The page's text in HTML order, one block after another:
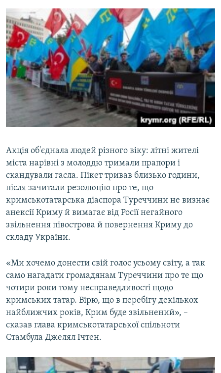
Акція об'єднала людей різного віку: літні жителі
міста нарівні з молоддю тримали прапори і
скандували гасла. Пікет тривав близько години,
після зачитали резолюцію про те, що
кримськотатарська діаспора Туреччини не визнає
анексії Криму й вимагає від Росії негайного
звільнення півострова й повернення Криму до
складу України.
«Ми хочемо донести свій голос усьому світу, а так
само нагадати громадянам Туреччини про те що
чотири роки тому несправедливості щодо
кримських татар. Вірю, що в перебігу декількох
найближчих років, Крим буде звільнений», –
сказав глава кримськотатарської спільноти
Стамбула Джелял Ічтен.